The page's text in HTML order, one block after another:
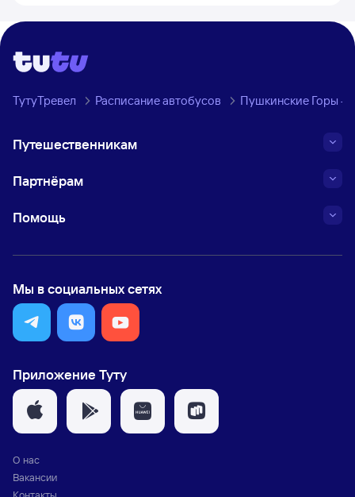
ТутуТревел Расписание автобусов Пушкинские Горы —
Путешественникам
Партнёрам
Помощь
Мы в социальных сетях
Приложение Туту
О нас
Вакансии